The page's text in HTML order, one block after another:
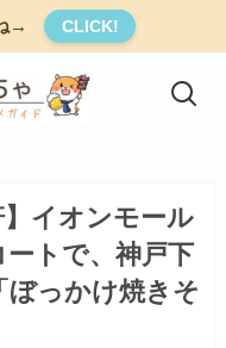
→ CLICK!
イオンモール
トで、神戸下
ぼっかけ焼きそ